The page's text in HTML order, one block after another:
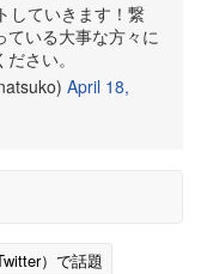
していきます！繋
ている大事な方々に
さい。
April 18,
）で話題